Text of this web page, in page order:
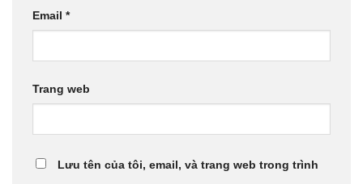
Email *
Trang web
Lưu tên của tôi, email, và trang web trong trình